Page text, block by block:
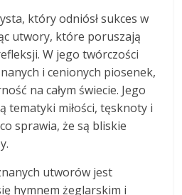
który odniósł sukces w
utwory, które poruszają
W jego twórczości
i cenionych piosenek,
na całym świecie. Jego
tematyki miłości, tęsknoty i
sprawia, że są bliskie
utworów jest
hymnem żeglarskim i